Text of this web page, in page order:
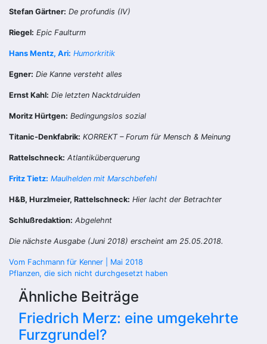
Stefan Gärtner: De profundis (IV)
Riegel: Epic Faulturm
Hans Mentz, Ari: Humorkritik
Egner: Die Kanne versteht alles
Ernst Kahl: Die letzten Nacktdruiden
Moritz Hürtgen: Bedingungslos sozial
Titanic-Denkfabrik: KORREKT – Forum für Mensch & Meinung
Rattelschneck: Atlantiküberquerung
Fritz Tietz: Maulhelden mit Marschbefehl
H&B, Hurzlmeier, Rattelschneck: Hier lacht der Betrachter
Schlußredaktion: Abgelehnt
Die nächste Ausgabe (Juni 2018) erscheint am 25.05.2018.
Beitragsnavigation
Vom Fachmann für Kenner | Mai 2018
Pflanzen, die sich nicht durchgesetzt haben
Ähnliche Beiträge
Friedrich Merz: eine umgekehrte
Furzgrundel?